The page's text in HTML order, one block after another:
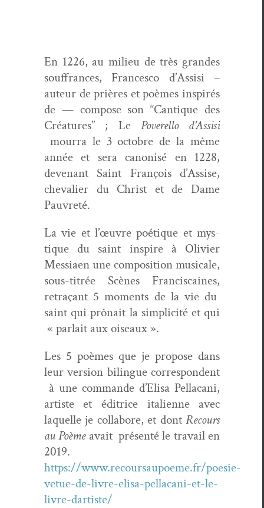
En 1226, au milieu de très grandes
souf­frances, Francesco d’Assisi –
auteur de prières et poèmes inspirés
de — com­pose son “Can­tique des
Créa­tures” ; Le Poverel­lo d’Assisi
mour­ra le 3 octo­bre de la même
année et sera canon­isé en 1228,
devenant Saint François d’Assise,
cheva­lier du Christ et de Dame
Pauvreté.
La vie et l’œuvre poé­tique et mys­
tique du saint inspire à Olivi­er
Mes­si­aen une com­po­si­tion musi­cale,
sous-titrée Scènes Fran­cis­caines,
retraçant 5 moments de la vie du
saint qui prô­nait la sim­plic­ité et qui
« par­lait aux oiseaux ».
Les 5 poèmes que je pro­pose dans
leur ver­sion bilingue cor­re­spon­dent
à une com­mande d’Elisa Pel­la­cani,
artiste et éditrice ital­i­enne avec
laque­lle je col­la­bore, et dontRecours
au Poème avait présen­té le tra­vail en
2019.
https://www.recoursaupoeme.fr/poesie-
vetue-de-livre-elisa-pellacani-et-le-
livre-dartiste/